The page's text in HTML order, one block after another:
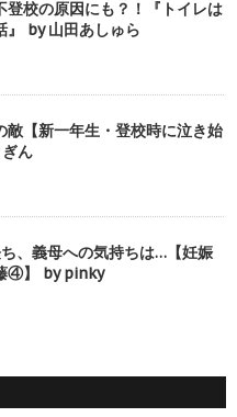
登校の原因にも？！『トイレは
』 by 山田あしゅら
敵【新一年生・登校時に泣き始
ん
、義母への気持ちは…【妊娠
④】 by pinky